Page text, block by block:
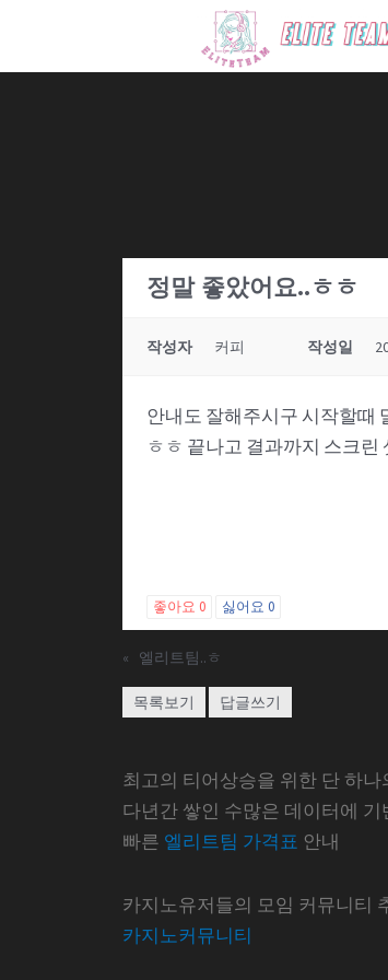
츠
정말 좋았어요..ㅎㅎ
작성자 커피 작성일
안내도 잘해주시구 시작할때
ㅎㅎ 끝나고 결과까지 스크린
좋아요 0 싫어요 0
« 엘리트팀..ㅎ
목록보기 답글쓰기
최고의 티어상승을 위한 단 하나
다년간 쌓인 수많은 데이터에
빠른 엘리트팀 가격표 안내
카지노유저들의 모임 커뮤니티
카지노커뮤니티